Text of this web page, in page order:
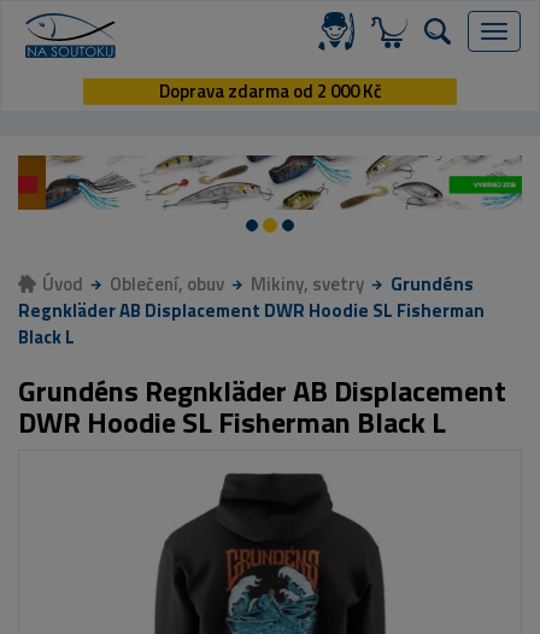
Menu
Doprava zdarma od 2 000 Kč
Úvod Oblečení, obuv Mikiny, svetry
Grundéns
Regnkläder AB Displacement DWR Hoodie SL Fisherman
Black L
Grundéns Regnkläder AB Displacement
DWR Hoodie SL Fisherman Black L